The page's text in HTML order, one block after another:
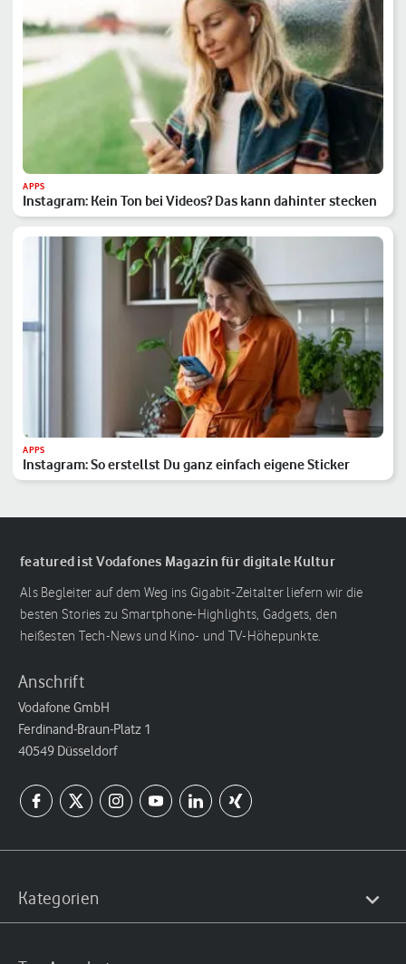
APPS
Instagram: Kein Ton bei Videos? Das kann dahinter stecken
APPS
Instagram: So erstellst Du ganz einfach eigene Sticker
featured ist Vodafones Magazin für digitale Kultur
Als Begleiter auf dem Weg ins Gigabit-Zeitalter liefern wir die
besten Stories zu Smartphone-Highlights, Gadgets, den
heißesten Tech-News und Kino- und TV-Höhepunkte.
Anschrift
Vodafone GmbH
Ferdinand-Braun-Platz 1
40549 Düsseldorf
Kategorien